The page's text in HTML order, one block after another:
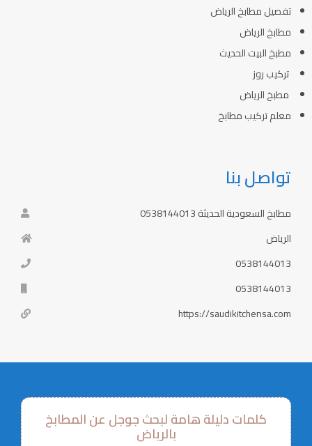
تفصيل مطابخ الرياض
مطابخ الرياض
مطبخ البيت الحديث
تركيب روز
مطبخ الرياض
معلم تركيب مطابخ
تواصل بنا
مطابخ السعودية الحديثة 0538144013
الرياض
0538144013
0538144013
https://saudikitchensa.com
كلمات دليلة هامة لبحث جوجل عن المطابخ
بالرياض